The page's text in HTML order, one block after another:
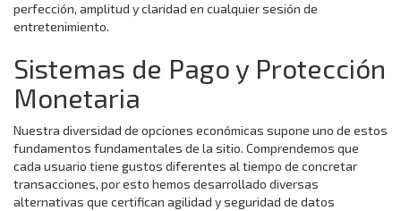
perfección, amplitud y claridad en cualquier sesión de
entretenimiento.
Sistemas de Pago y Protección
Monetaria
Nuestra diversidad de opciones económicas supone uno de estos
fundamentos fundamentales de la sitio. Comprendemos que
cada usuario tiene gustos diferentes al tiempo de concretar
transacciones, por esto hemos desarrollado diversas
alternativas que certifican agilidad y seguridad de datos